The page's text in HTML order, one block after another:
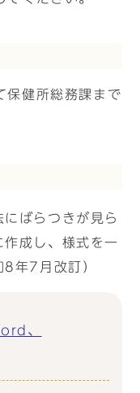
保健所総務課まで
ばらつきが見ら
成し、様式を一
年7月改訂）
、